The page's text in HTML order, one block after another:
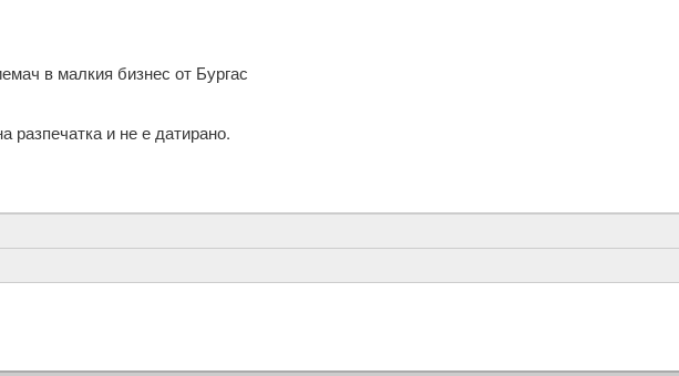
в малкия бизнес от Бургас
разпечатка и не е датирано.